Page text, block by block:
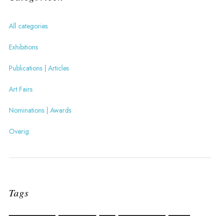
All categories
Exhibitions
Publications | Articles
Art Fairs
Nominations | Awards
Overig
Tags